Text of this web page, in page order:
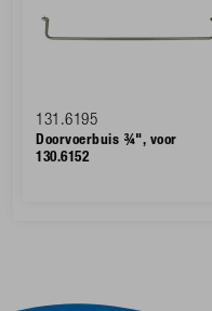
131.6195
Doorvoerbuis ¾", voor
130.6152